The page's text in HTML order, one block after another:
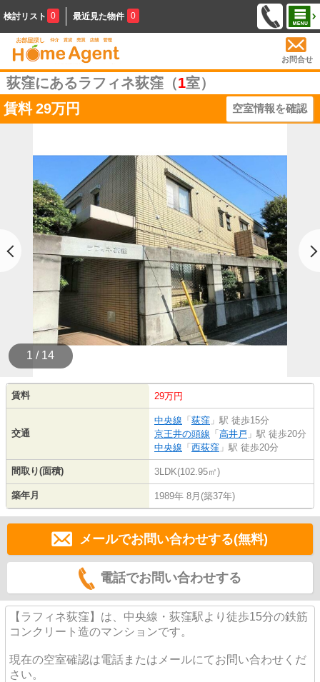
検討リスト 0 最近見た物件 0
お問合せ
荻窪にあるラフィネ荻窪（1室）
賃料 29万円 空室情報を確認
1 / 14
賃料 29万円
交通
中央線 「 荻窪 」駅 徒歩15分
京王井の頭線 「 高井戸 」駅 徒歩20分
中央線 「 西荻窪 」駅 徒歩20分
間取り(面積) 3LDK(102.95㎡)
築年月 1989年 8月(築37年)
メールでお問い合わせする(無料)
電話でお問い合わせする
【ラフィネ荻窪】は、中央線・荻窪駅より徒歩15分の鉄筋
コンクリート造のマンションです。
現在の空室確認は電話またはメールにてお問い合わせくだ
さい。